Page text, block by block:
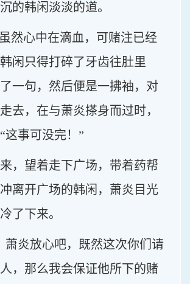
的韩闲淡淡的道。
然心中在滴血，可赌注已经
闲只得打碎了牙齿往肚里
一句，然后便是一拂袖，对
去，在与萧炎搽身而过时，
这事可没完！”
，望着走下广场，带着药帮
离开广场的韩闲，萧炎目光
了下来。
萧炎放心吧，既然这次你们请
，那么我会保证他所下的赌